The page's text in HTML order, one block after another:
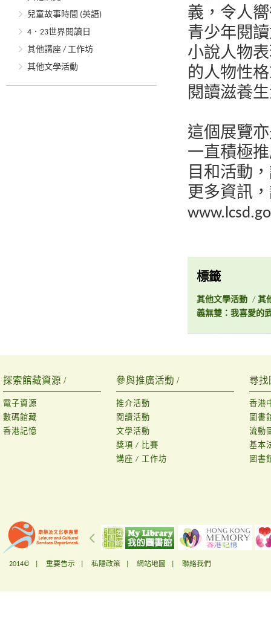
兒童故事時間 (英語)
4．23世界閱讀日
其他講座 / 工作坊
其他文學活動
義，令人
青少年閱
小說人物
的人物性
閱讀滋養
這個展覽
一直積極
目和活動
更多資訊
標籤
其他文學活動 / 其
義無雙：我喜愛的
探索館藏資源 /
電子資源
數碼館藏
香港記憶
參與推廣活動 /
推介活動
閱讀活動
文學活動
獎項 / 比賽
講座 / 工作坊
尋找
香港
圖書
流動
基本
圖書
2014© | 重要告示 私隱政策 網站地圖 聯絡我們